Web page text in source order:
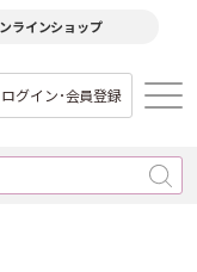
ラインショップ
ログイン･会員登録